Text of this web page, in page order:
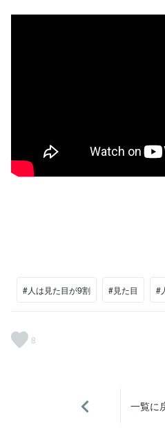
#人は見た目が9割 #見た目 #
8
一覧に